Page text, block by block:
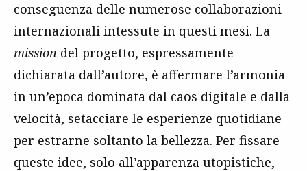
conseguenza delle numerose collaborazioni
internazionali intessute in questi mesi. La
mission del progetto, espressamente
dichiarata dall’autore, è affermare l’armonia
in un’epoca dominata dal caos digitale e dalla
velocità, setacciare le esperienze quotidiane
per estrarne soltanto la bellezza. Per fissare
queste idee, solo all’apparenza utopistiche,